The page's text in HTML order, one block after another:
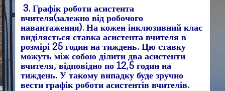
3. Графік роботи асистента
вчителя(залежно від робочого
навантаження). На кожен інклюзивний клас
виділяється ставка асистента вчителя в
розмірі 25 годин на тиждень. Цю ставку
можуть між собою ділити два асистенти
вчителя, відповідно по 12,5 годин на
тиждень. У такому випадку буде зручно
вести графік роботи асистентів вчителів.